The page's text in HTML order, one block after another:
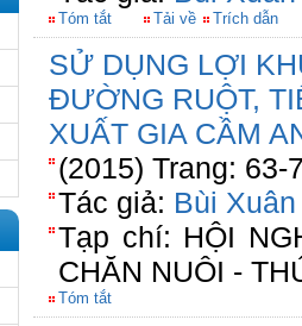
Tóm tắt Tải về Trích dẫn
SỬ DỤNG LỢI
ĐƯỜNG RUỘT,
XUẤT GIA CẦM
(2015) Trang: 63-
Tác giả: Bùi
Tạp chí: HỘI
CHĂN NUÔI -
Tóm tắt